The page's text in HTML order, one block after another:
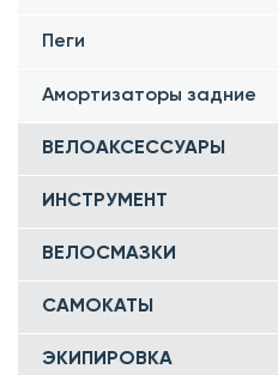
Пеги
Амортизаторы задние
ВЕЛОАКСЕССУАРЫ
ИНСТРУМЕНТ
ВЕЛОСМАЗКИ
САМОКАТЫ
ЭКИПИРОВКА